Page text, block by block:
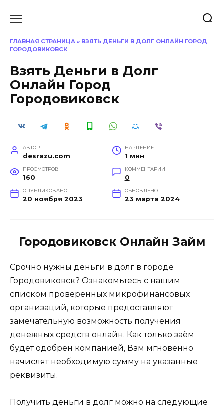
ГЛАВНАЯ СТРАНИЦА » ВЗЯТЬ ДЕНЬГИ В ДОЛГ ОНЛАЙН ГОРОД
ГОРОДОВИКОВСК
Взять Деньги в Долг
Онлайн Город
Городовиковск
АВТОР
desrazu.com
НА ЧТЕНИЕ
1 мин
ПРОСМОТРОВ
160
КОММЕНТАРИИ
0
ОПУБЛИКОВАНО
20 ноября 2023
ОБНОВЛЕНО
23 марта 2024
Городовиковск Онлайн Займ
Срочно нужны деньги в долг в городе
Городовиковск? Ознакомьтесь с нашим
списком проверенных микрофинансовых
организаций, которые предоставляют
замечательную возможность получения
денежных средств онлайн. Как только заём
будет одобрен компанией, Вам мгновенно
начислят необходимую сумму на указанные
реквизиты.
Получить деньги в долг можно на следующие